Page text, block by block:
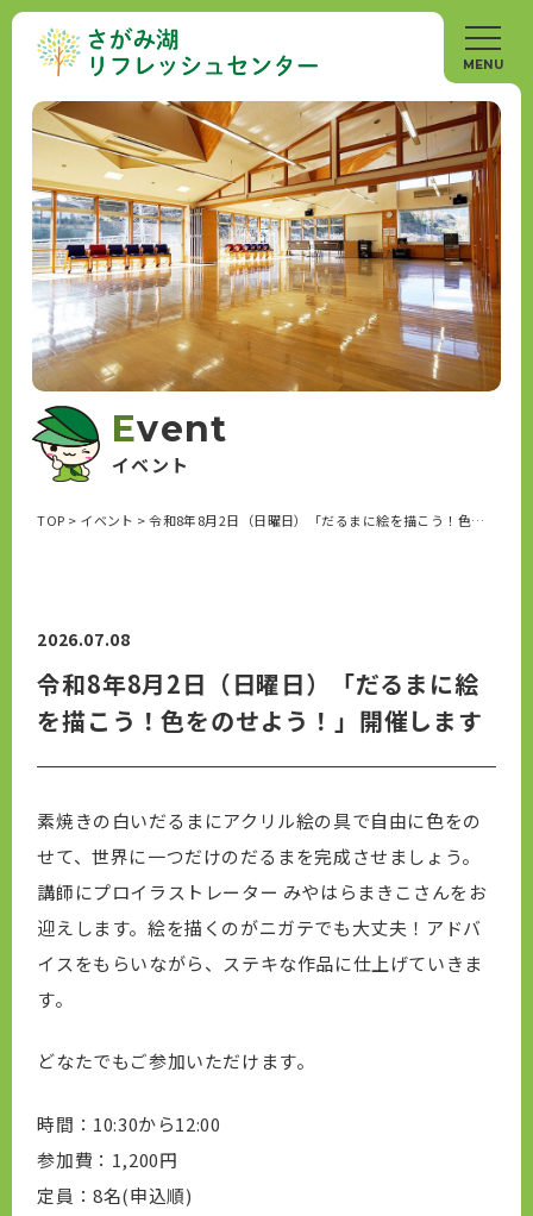
Event
イベント
TOP > イベント >令和8年8月2日（日曜日）「だるまに絵を描こう！色をのせよう！」開催します
2026.07.08
令和8年8月2日（日曜日）「だるまに絵
を描こう！色をのせよう！」開催します
素焼きの白いだるまにアクリル絵の具で自由に色をの
せて、世界に一つだけのだるまを完成させましょう。
講師にプロイラストレーター みやはらまきこさんをお
迎えします。絵を描くのがニガテでも大丈夫！ アドバ
イスをもらいながら、ステキな作品に仕上げていきま
す。
どなたでもご参加いただけます。
時間：10:30から12:00
参加費：1,200円
定員：8名(申込順)